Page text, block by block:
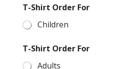
T-Shirt Order For
Children
T-Shirt Order For
Adults